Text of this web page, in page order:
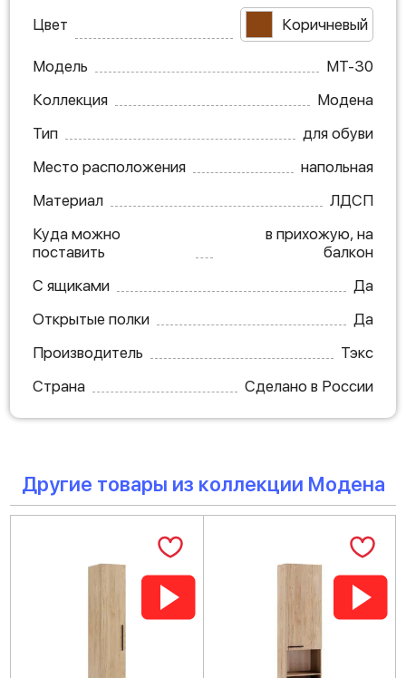
Цвет Коричневый
Модель
МТ-30
Коллекция
Модена
Тип
для обуви
Место расположения
напольная
Материал
ЛДСП
Куда можно
поставить
в прихожую, на
балкон
С ящиками
Да
Открытые полки
Да
Производитель
Тэкс
Страна
Сделано в России
Другие товары из коллекции Модена